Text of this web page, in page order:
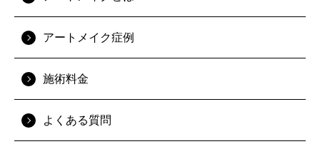
アートメイク症例
施術料金
よくある質問